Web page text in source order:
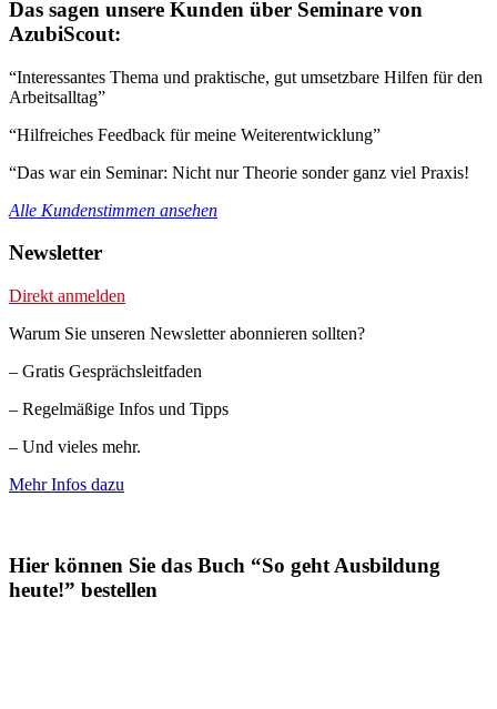
Das sagen unsere Kunden über Seminare von
AzubiScout:
“Interessantes Thema und praktische, gut umsetzbare Hilfen für den
Arbeitsalltag”
“Hilfreiches Feedback für meine Weiterentwicklung”
“Das war ein Seminar: Nicht nur Theorie sonder ganz viel Praxis!
Alle Kundenstimmen ansehen
Newsletter
Direkt anmelden
Warum Sie unseren Newsletter abonnieren sollten?
– Gratis Gesprächsleitfaden
– Regelmäßige Infos und Tipps
– Und vieles mehr.
Mehr Infos dazu
Hier können Sie das Buch “So geht Ausbildung
heute!” bestellen